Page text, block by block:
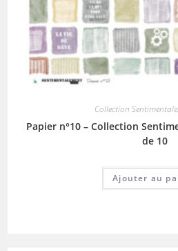
Collection
Papier n°10 – Collection
de 10
Ajouter au